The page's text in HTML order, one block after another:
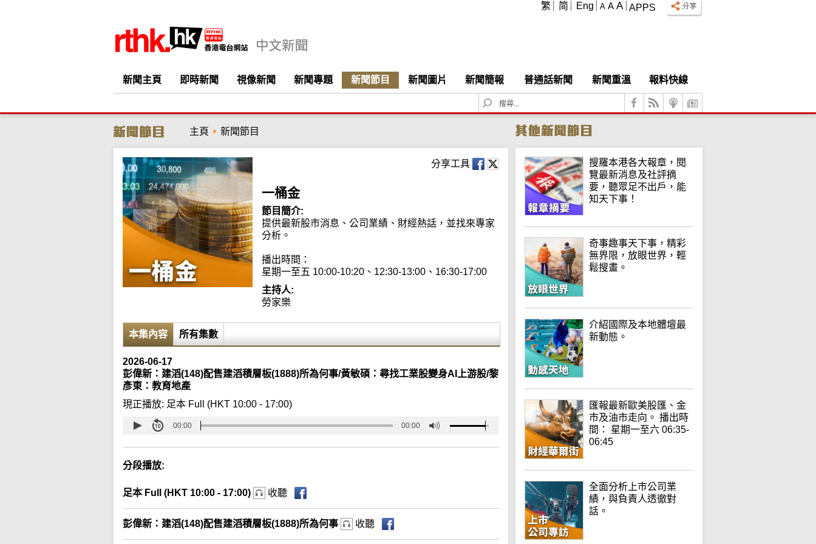
APPS
A A A
繁 简 Eng
新聞主頁 即時新聞 視像新聞 新聞專題 新聞節目 新聞圖片 新聞簡報 普通話新聞 新聞重溫
報料快線
S
e
c
h
主頁 新聞節目
分享工具
一桶金
節目簡介:
提供最新股市消息、公司業績、財經熱話，並找來專家
分析。
播出時間：
星期一至五 10:00-10:20、12:30-13:00、16:30-17:00
主持人:
勞家樂
本集內容 所有集數
2026-06-17
彭偉新：建滔(148)配售建滔積層板(1888)所為何事/黃敏碩：尋找工業股變身AI上游股/黎
彥東：教育地產
現正播放: 足本 Full (HKT 10:00 - 17:00)
00:00 00:00
分段播放:
足本 Full (HKT 10:00 - 17:00) 收聽
彭偉新：建滔(148)配售建滔積層板(1888)所為何事 收聽
搜羅本港各大報章，閱
覽最新消息及社評摘
要，聽眾足不出戶，能
知天下事！
奇事趣事天下事，精彩
無界限，放眼世界，輕
鬆搜畫。
介紹國際及本地體壇最
新動態。
匯報最新歐美股匯、金
市及油市走向。 播出時
間： 星期一至六 06:35-
06:45
全面分析上巿公司業
績，與負責人透徹對
話。